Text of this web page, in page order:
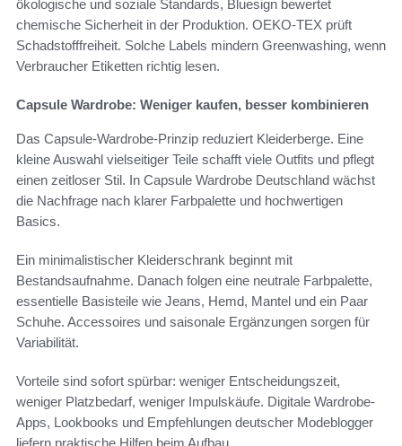
ökologische und soziale Standards, Bluesign bewertet
chemische Sicherheit in der Produktion. OEKO-TEX prüft
Schadstofffreiheit. Solche Labels mindern Greenwashing, wenn
Verbraucher Etiketten richtig lesen.
Capsule Wardrobe: Weniger kaufen, besser kombinieren
Das Capsule-Wardrobe-Prinzip reduziert Kleiderberge. Eine
kleine Auswahl vielseitiger Teile schafft viele Outfits und pflegt
einen zeitloser Stil. In Capsule Wardrobe Deutschland wächst
die Nachfrage nach klarer Farbpalette und hochwertigen
Basics.
Ein minimalistischer Kleiderschrank beginnt mit
Bestandsaufnahme. Danach folgen eine neutrale Farbpalette,
essentielle Basisteile wie Jeans, Hemd, Mantel und ein Paar
Schuhe. Accessoires und saisonale Ergänzungen sorgen für
Variabilität.
Vorteile sind sofort spürbar: weniger Entscheidungszeit,
weniger Platzbedarf, weniger Impulskäufe. Digitale Wardrobe-
Apps, Lookbooks und Empfehlungen deutscher Modeblogger